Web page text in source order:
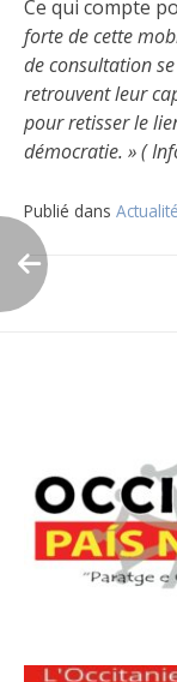
Ce qui compte
forte de cette
de consultation
retrouvent leur
pour retisser le
démocratie. » (
Publié dans
de